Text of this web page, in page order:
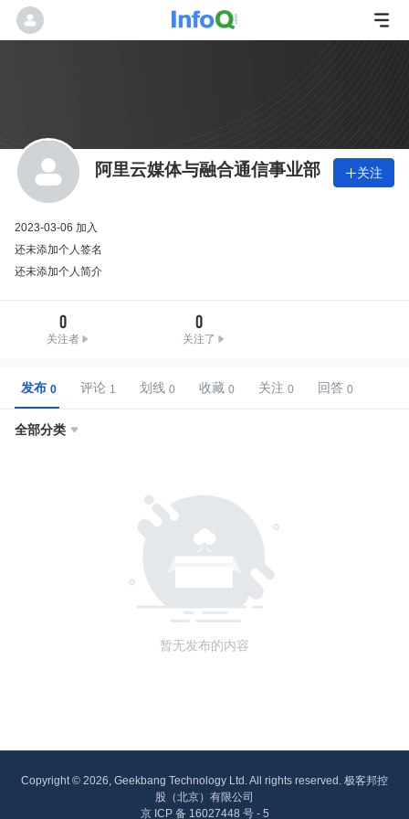
阿里云媒体与融合通信事业部 关注
2023-03-06 加入
还未添加个人签名
还未添加个人简介
0
关注者
0
关注了
发布 评论 划线 收藏 关注 回答
全部分类 
暂无发布的内容
Copyright © 2026, Geekbang Technology Ltd. All rights reserved. 极客邦控
股（北京）有限公司
京 ICP 备 16027448 号 - 5